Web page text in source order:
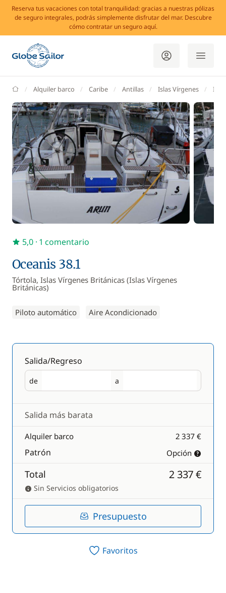
Reserva tus vacaciones con total tranquilidad: gracias a nuestras pólizas
de seguro integrales, podrás simplemente disfrutar del mar. Descubre
cómo contratar un seguro aquí.
GlobeSailor
Alquiler barco Caribe Antillas Islas Vírgenes
Oceanis 38.1
Tórtola, Islas Vírgenes Británicas (Islas Vírgenes
Británicas)
Piloto automático Aire Acondicionado
5,0 · 1 comentario
Salida/Regreso
de
Salida a
Regreso
Salida más barata
Alquiler barco 2 337 €
Patrón Opción
Total 2 337 €
Sin Servicios obligatorios
Presupuesto
Favoritos